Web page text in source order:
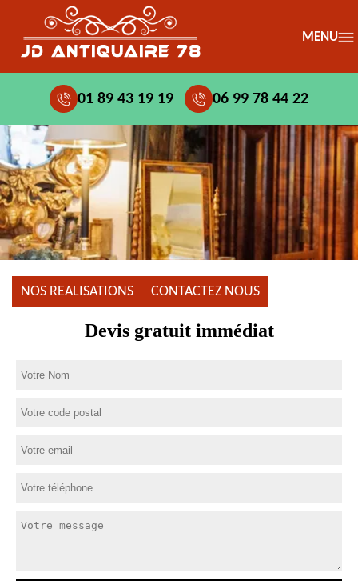
MENU
01 89 43 19 19 06 99 78 44 22
NOS REALISATIONS CONTACTEZ NOUS
Devis gratuit immédiat